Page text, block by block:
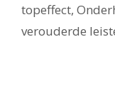
topeffect,
verouderde